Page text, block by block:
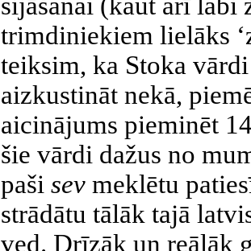
trimdiniekiem lielāks
teiksim, ka Stoka
aizkustināt nekā,
aicinājums pieminēt
šie vārdi dažus no
paši sev meklētu
strādātu tālāk tajā
ved. Drīzāk un reālāk